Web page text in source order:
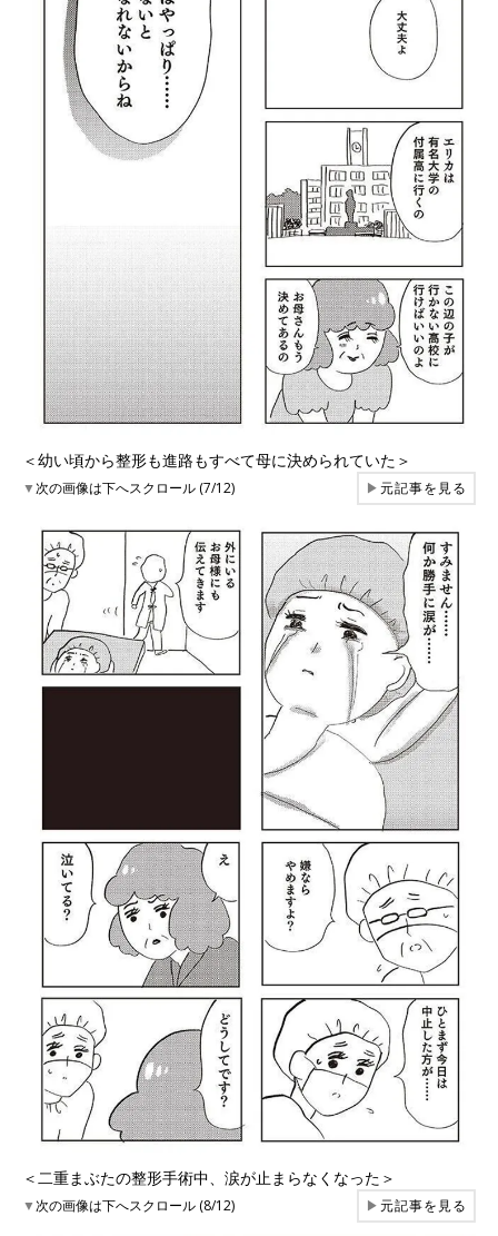
＜幼い頃から整形も進路もすべて母に決められていた＞
▼次の画像は下へスクロール (7/12) ▶元記事を見る
＜二重まぶたの整形手術中、涙が止まらなくなった＞
▼次の画像は下へスクロール (8/12) ▶元記事を見る